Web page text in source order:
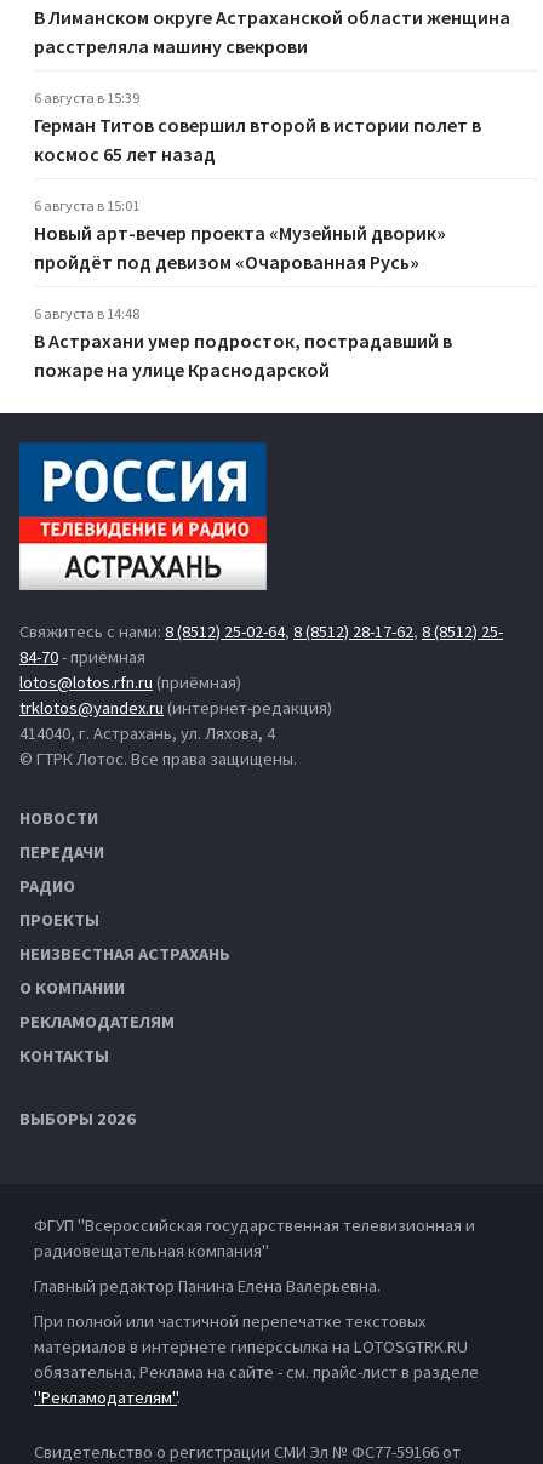
В Лиманском округе Астраханской области женщина
расстреляла машину свекрови
6 августа в 15:39
Герман Титов совершил второй в истории полет в
космос 65 лет назад
6 августа в 15:01
Новый арт-вечер проекта «Музейный дворик»
пройдёт под девизом «Очарованная Русь»
6 августа в 14:48
В Астрахани умер подросток, пострадавший в
пожаре на улице Краснодарской
Свяжитесь с нами: 8 (8512) 25-02-64, 8 (8512) 28-17-62, 8 (8512) 25-
84-70- приёмная
lotos@lotos.rfn.ru (приёмная)
trklotos@yandex.ru (интернет-редакция)
414040, г. Астрахань, ул. Ляхова, 4
© ГТРК Лотос. Все права защищены.
НОВОСТИ
ПЕРЕДАЧИ
РАДИО
ПРОЕКТЫ
НЕИЗВЕСТНАЯ АСТРАХАНЬ
О КОМПАНИИ
РЕКЛАМОДАТЕЛЯМ
КОНТАКТЫ
ВЫБОРЫ 2026
ФГУП "Всероссийская государственная телевизионная и
радиовещательная компания"
Главный редактор Панина Елена Валерьевна.
При полной или частичной перепечатке текстовых
материалов в интернете гиперссылка на LOTOSGTRK.RU
обязательна. Реклама на сайте - см. прайс-лист в разделе
"Рекламодателям".
Свидетельство о регистрации СМИ Эл № ФС77-59166 от